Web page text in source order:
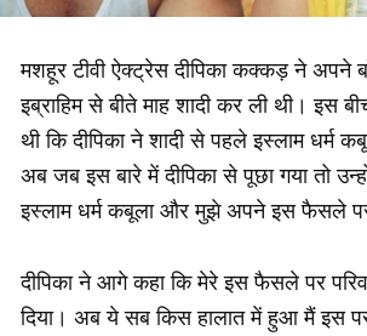
मशहूर टीवी ऐक्ट्रेस दीपिका कक्कड़ ने अपने
इब्राहिम से बीते माह शादी कर ली थी। इस
थी कि दीपिका ने शादी से पहले इस्लाम धर्म
अब जब इस बारे में दीपिका से पूछा गया तो
इस्लाम धर्म कबूला और मुझे अपने इस फैसले पर
दीपिका ने आगे कहा कि मेरे इस फैसले पर
दिया। अब ये सब किस हालात में हुआ मैं इस